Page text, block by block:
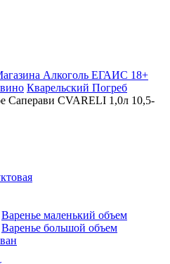
Алкоголь ЕГАИС 18+
Кварельский Погреб
Саперави CVARELI 1,0л 10,5-
Варенье маленький объем
Варенье большой объем